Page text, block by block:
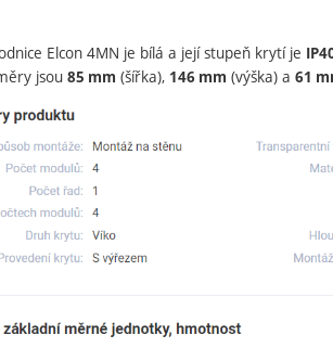
Elcon 4MN je bílá a její stupeň krytí je
jsou 85 mm (šířka), 146 mm (výška) a 61